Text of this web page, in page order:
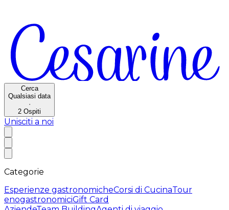
Cerca
Qualsiasi data
·
2 Ospiti
Unisciti a noi
Categorie
Esperienze gastronomicheCorsi di CucinaTour
enogastronomiciGift Card